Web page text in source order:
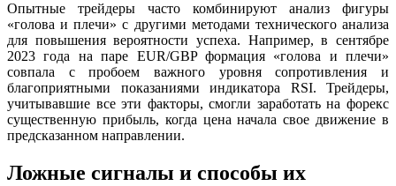
Опытные трейдеры часто комбинируют анализ фигуры
«голова и плечи» с другими методами технического анализа
для повышения вероятности успеха. Например, в сентябре
2023 года на паре EUR/GBP формация «голова и плечи»
совпала с пробоем важного уровня сопротивления и
благоприятными показаниями индикатора RSI. Трейдеры,
учитывавшие все эти факторы, смогли заработать на форекс
существенную прибыль, когда цена начала свое движение в
предсказанном направлении.
Ложные сигналы и способы их